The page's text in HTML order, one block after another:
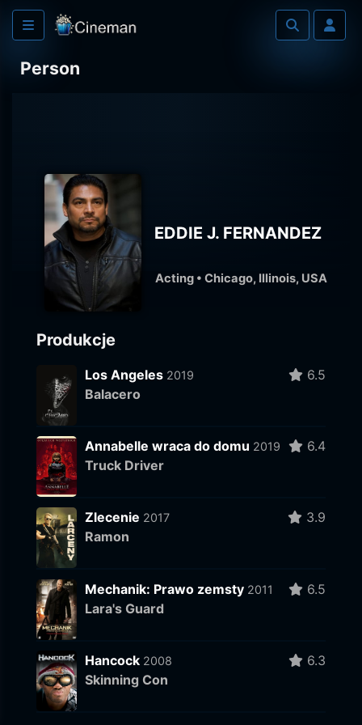
Person
EDDIE J. FERNANDEZ
Acting • Chicago, Illinois, USA
Produkcje
Los Angeles 2019
Balacero
6.5
Annabelle wraca do domu 2019
Truck Driver
6.4
Zlecenie 2017
Ramon
3.9
Mechanik: Prawo zemsty 2011
Lara's Guard
6.5
Hancock 2008
Skinning Con
6.3